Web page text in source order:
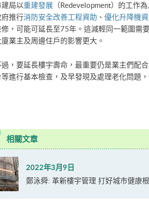
局以重建發展 （Redevelopment）的工作
推行消防安全改善工程資助 、 優化升降機
，可能可延長至75年。這減輕同一範圍需
廈業主及周邊住戶的影響更大。
過，要延長樓宇壽命，最重要仍是業主們配
等進行基本檢查，及早發現及處理老化問題
相關文章
2022年3月9日
鄭泳舜: 革新樓宇管理 打好城市健康